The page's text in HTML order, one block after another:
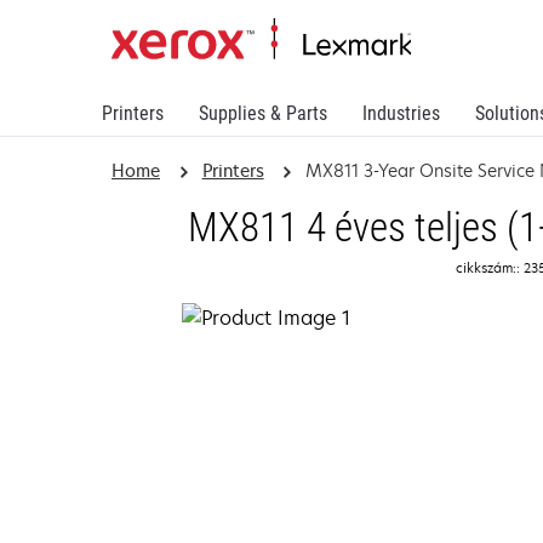
Printers Supplies & Parts Industries
Home Printers MX811 3-Year Onsite Service
MX811 4 éves teljes
cikkszám::